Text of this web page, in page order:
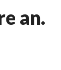
an.